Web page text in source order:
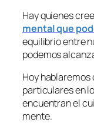
Hay quienes
mental que
equilibrio entre
podemos
Hoy hablaremos
particulares en
encuentran el
mente.